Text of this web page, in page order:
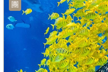
團